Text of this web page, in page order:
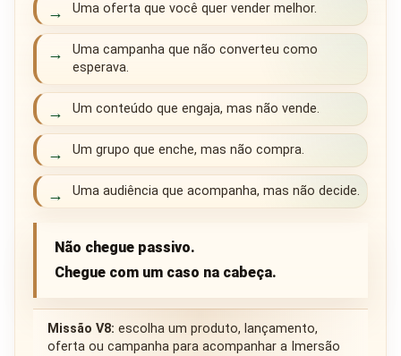
→ Uma oferta que você quer vender melhor.
→
Uma campanha que não converteu como
esperava.
→ Um conteúdo que engaja, mas não vende.
→ Um grupo que enche, mas não compra.
→ Uma audiência que acompanha, mas não decide.
Não chegue passivo.
Chegue com um caso na cabeça.
Missão V8: escolha um produto, lançamento,
oferta ou campanha para acompanhar a Imersão